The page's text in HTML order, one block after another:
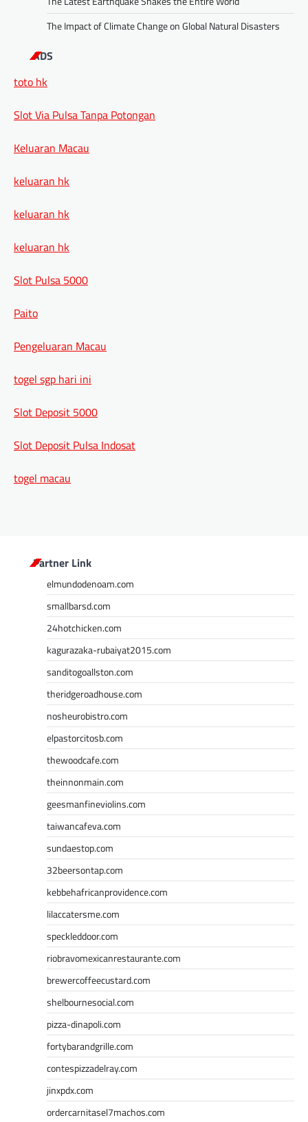
The Impact of Climate Change on Global Natural Disasters
ADS
toto hk
Slot Via Pulsa Tanpa Potongan
Keluaran Macau
keluaran hk
keluaran hk
keluaran hk
Slot Pulsa 5000
Paito
Pengeluaran Macau
togel sgp hari ini
Slot Deposit 5000
Slot Deposit Pulsa Indosat
togel macau
Partner Link
elmundodenoam.com
smallbarsd.com
24hotchicken.com
kagurazaka-rubaiyat2015.com
sanditogoallston.com
theridgeroadhouse.com
nosheurobistro.com
elpastorcitosb.com
thewoodcafe.com
theinnonmain.com
geesmanfineviolins.com
taiwancafeva.com
sundaestop.com
32beersontap.com
kebbehafricanprovidence.com
lilaccatersme.com
speckleddoor.com
riobravomexicanrestaurante.com
brewercoffeecustard.com
shelbournesocial.com
pizza-dinapoli.com
fortybarandgrille.com
contespizzadelray.com
jinxpdx.com
ordercarnitasel7machos.com